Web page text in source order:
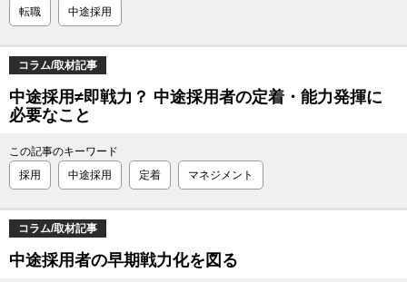
転職
中途採用
コラム/取材記事
中途採用≠即戦力？ 中途採用者の定着・能力発揮に
必要なこと
この記事のキーワード
採用
中途採用 定着 マネジメント
コラム/取材記事
中途採用者の早期戦力化を図る